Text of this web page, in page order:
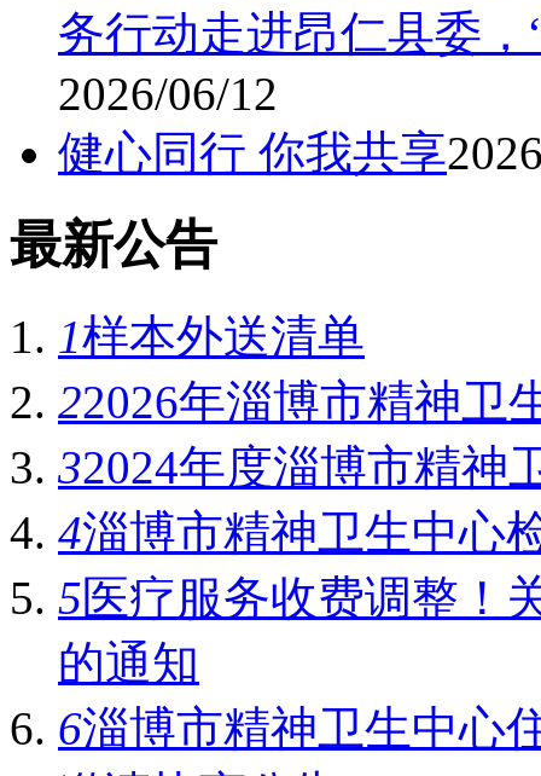
务行动走进昂仁县委
2026/06/12
健心同行 你我共享
最新公告
1样本外送清单
22026年淄博市精神卫
32024年度淄博市精神
4淄博市精神卫生中心
5医疗服务收费调整！
的通知
6淄博市精神卫生中心